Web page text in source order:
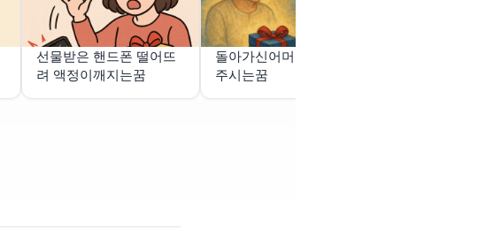
선물받은 핸드폰 떨어뜨
려 액정이깨지는꿈
돌아가신어머니께서선물
주시는꿈